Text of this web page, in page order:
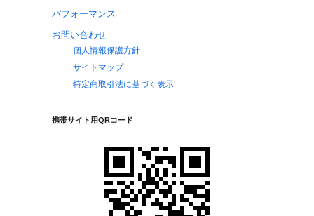
パフォーマンス
お問い合わせ
個人情報保護方針
サイトマップ
特定商取引法に基づく表示
携帯サイト用QRコード